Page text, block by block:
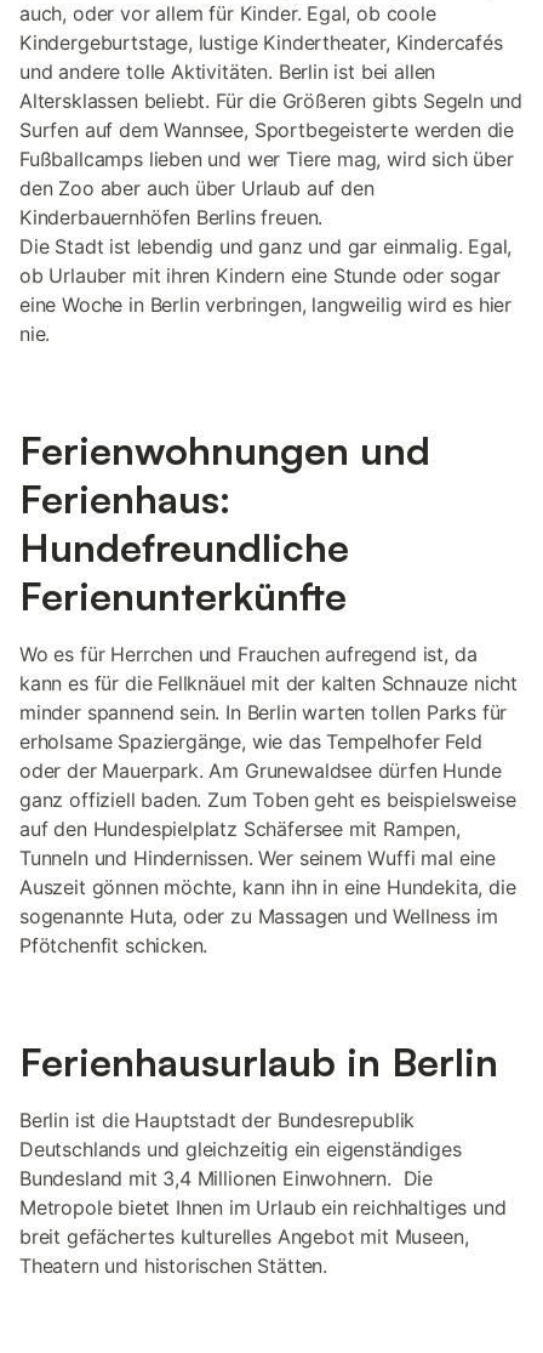
auch, oder vor allem für Kinder. Egal, ob coole
Kindergeburtstage, lustige Kindertheater, Kindercafés
und andere tolle Aktivitäten. Berlin ist bei allen
Altersklassen beliebt. Für die Größeren gibts Segeln und
Surfen auf dem Wannsee, Sportbegeisterte werden die
Fußballcamps lieben und wer Tiere mag, wird sich über
den Zoo aber auch über Urlaub auf den
Kinderbauernhöfen Berlins freuen.
Die Stadt ist lebendig und ganz und gar einmalig. Egal,
ob Urlauber mit ihren Kindern eine Stunde oder sogar
eine Woche in Berlin verbringen, langweilig wird es hier
nie.
Ferienwohnungen und
Ferienhaus:
Hundefreundliche
Ferienunterkünfte
Wo es für Herrchen und Frauchen aufregend ist, da
kann es für die Fellknäuel mit der kalten Schnauze nicht
minder spannend sein. In Berlin warten tollen Parks für
erholsame Spaziergänge, wie das Tempelhofer Feld
oder der Mauerpark. Am Grunewaldsee dürfen Hunde
ganz offiziell baden. Zum Toben geht es beispielsweise
auf den Hundespielplatz Schäfersee mit Rampen,
Tunneln und Hindernissen. Wer seinem Wuffi mal eine
Auszeit gönnen möchte, kann ihn in eine Hundekita, die
sogenannte Huta, oder zu Massagen und Wellness im
Pfötchenfit schicken.
Ferienhausurlaub in Berlin
Berlin ist die Hauptstadt der Bundesrepublik
Deutschlands und gleichzeitig ein eigenständiges
Bundesland mit 3,4 Millionen Einwohnern. Die
Metropole bietet Ihnen im Urlaub ein reichhaltiges und
breit gefächertes kulturelles Angebot mit Museen,
Theatern und historischen Stätten.